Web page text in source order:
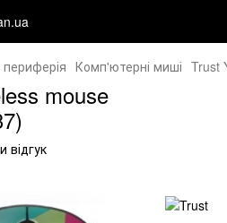
Комп'ютерні миші Trust
mouse
відгук